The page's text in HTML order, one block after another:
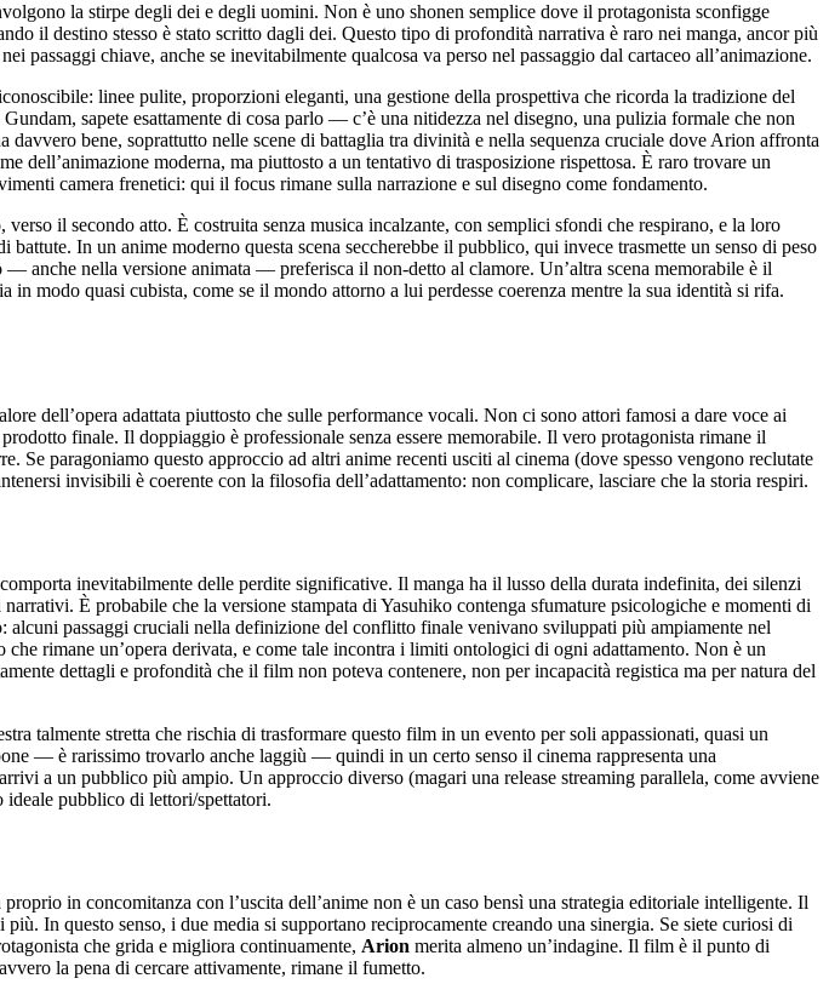
la stirpe degli dei e degli uomini. Non è uno shonen semplice dove il protagonista sconfigge
il destino stesso è stato scritto dagli dei. Questo tipo di profondità narrativa è raro nei manga, ancor più
passaggi chiave, anche se inevitabilmente qualcosa va perso nel passaggio dal cartaceo all’animazione.
linee pulite, proporzioni eleganti, una gestione della prospettiva che ricorda la tradizione del
sapete esattamente di cosa parlo — c’è una nitidezza nel disegno, una pulizia formale che non
bene, soprattutto nelle scene di battaglia tra divinità e nella sequenza cruciale dove Arion affronta
dell’animazione moderna, ma piuttosto a un tentativo di trasposizione rispettosa. È raro trovare un
camera frenetici: qui il focus rimane sulla narrazione e sul disegno come fondamento.
il secondo atto. È costruita senza musica incalzante, con semplici sfondi che respirano, e la loro
In un anime moderno questa scena seccherebbe il pubblico, qui invece trasmette un senso di peso
anche nella versione animata — preferisca il non-detto al clamore. Un’altra scena memorabile è il
modo quasi cubista, come se il mondo attorno a lui perdesse coerenza mentre la sua identità si rifa.
dell’opera adattata piuttosto che sulle performance vocali. Non ci sono attori famosi a dare voce ai
finale. Il doppiaggio è professionale senza essere memorabile. Il vero protagonista rimane il
Se paragoniamo questo approccio ad altri anime recenti usciti al cinema (dove spesso vengono reclutate
invisibili è coerente con la filosofia dell’adattamento: non complicare, lasciare che la storia respiri.
inevitabilmente delle perdite significative. Il manga ha il lusso della durata indefinita, dei silenzi
È probabile che la versione stampata di Yasuhiko contenga sfumature psicologiche e momenti di
passaggi cruciali nella definizione del conflitto finale venivano sviluppati più ampiamente nel
rimane un’opera derivata, e come tale incontra i limiti ontologici di ogni adattamento. Non è un
dettagli e profondità che il film non poteva contenere, non per incapacità registica ma per natura del
talmente stretta che rischia di trasformare questo film in un evento per soli appassionati, quasi un
— è rarissimo trovarlo anche laggiù — quindi in un certo senso il cinema rappresenta una
a un pubblico più ampio. Un approccio diverso (magari una release streaming parallela, come avviene
pubblico di lettori/spettatori.
in concomitanza con l’uscita dell’anime non è un caso bensì una strategia editoriale intelligente. Il
In questo senso, i due media si supportano reciprocamente creando una sinergia. Se siete curiosi di
che grida e migliora continuamente, Arion merita almeno un’indagine. Il film è il punto di
la pena di cercare attivamente, rimane il fumetto.